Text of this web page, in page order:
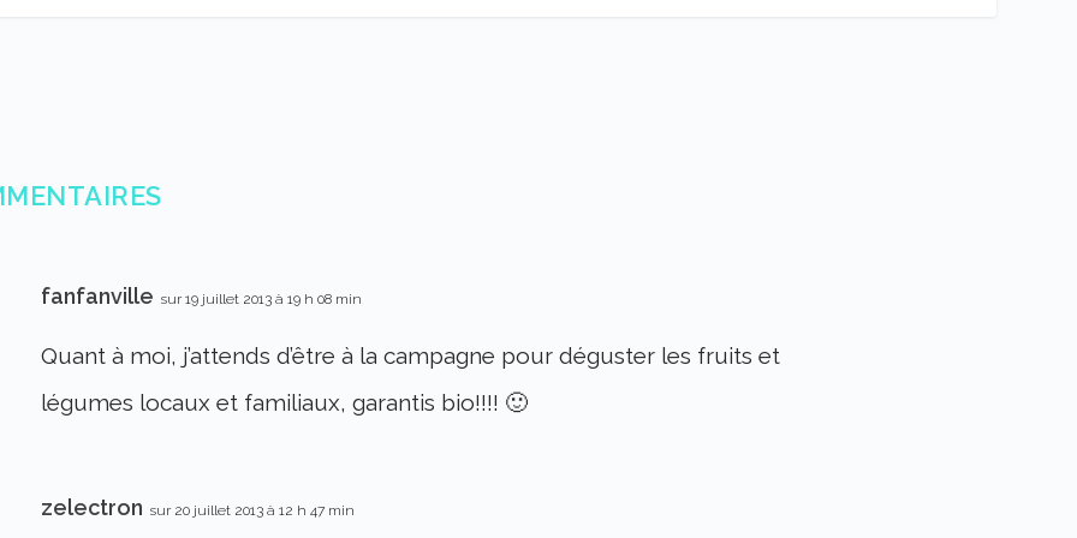
fanfanville sur 19 juillet 2013 à 19 h 08 min
Quant à moi, j’attends d’être à la campagne pour déguster les fruits et
légumes locaux et familiaux, garantis bio!!!! 🙂
zelectron sur 20 juillet 2013 à 12 h 47 min